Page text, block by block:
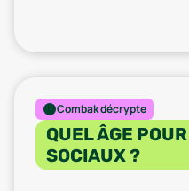
Combak décrypte
QUEL ÂGE
SOCIAUX ?